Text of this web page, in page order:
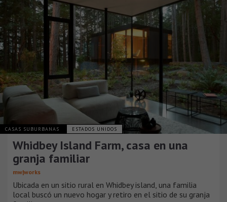
CASAS SUBURBANAS ESTADOS UNIDOS
Whidbey Island Farm, casa en una
granja familiar
mw|works
Ubicada en un sitio rural en Whidbey island, una familia
local buscó un nuevo hogar y retiro en el sitio de su granja